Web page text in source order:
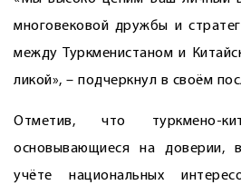
многовековой дружбы и
между Туркменистаном и
ликой», – подчеркнул в своём
Отметив, что туркмено-
основывающиеся на доверии,
учёте национальных